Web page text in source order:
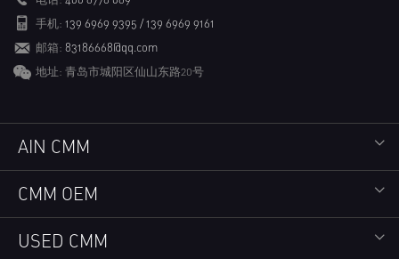
手机: 139 6969 9395 / 139 6969 9161
邮箱: 83186668@qq.com
地址: 青岛市城阳区仙山东路20号
AIN CMM
CMM OEM
USED CMM